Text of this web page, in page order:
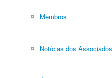
Membros
Notícias dos Associados